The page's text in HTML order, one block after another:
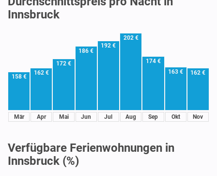
Innsbruck
158 €
Mär
162 €
Apr
172 €
Mai
186 €
Jun
192 €
Jul
202 €
Aug
174 €
Sep
163 €
Okt
162 €
Nov
Verfügbare Ferienwohnungen in
Innsbruck (%)